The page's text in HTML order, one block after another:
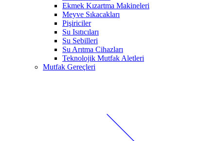
Ekmek Kızartma Makineleri
Meyve Sıkacakları
Pişiriciler
Su Isıtıcıları
Su Sebilleri
Su Arıtma Cihazları
Teknolojik Mutfak Aletleri
Mutfak Gereçleri